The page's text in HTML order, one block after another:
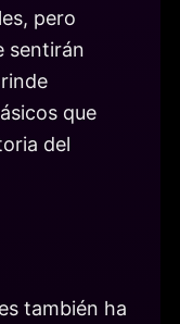
pero
sentirán
que
del
también ha